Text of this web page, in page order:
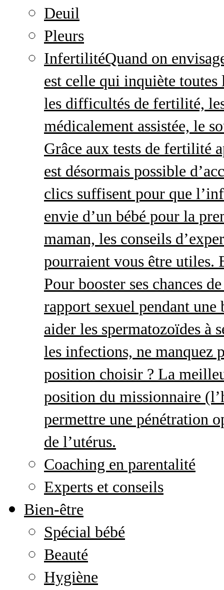
Deuil
Pleurs
InfertilitéQuand on
est celle qui inquiète
les difficultés de fertilité,
médicalement assistée, le
Grâce aux tests de fertilité
est désormais possible
clics suffisent pour que
envie d’un bébé pour la
maman, les conseils
pourraient vous être utiles.
Pour booster ses chances
rapport sexuel pendant
aider les spermatozoïdes à
les infections, ne manquez
position choisir ? La
position du missionnaire
permettre une pénétration
de l’utérus.
Coaching en parentalité
Experts et conseils
Bien-être
Spécial bébé
Beauté
Hygiène